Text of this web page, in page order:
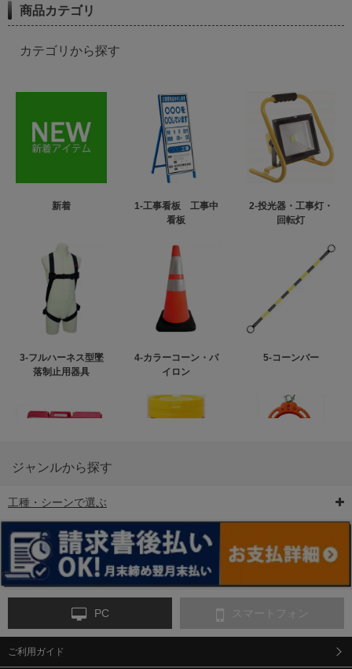
商品カテゴリ
カテゴリから探す
新着
1-工事看板 工事中
看板
2-投光器・工事灯・
回転灯
3-フルハーネス型墜
落制止用器具
4-カラーコーン・パ
イロン
5-コーンバー
6-矢印板/LED矢印板
ンス
9-点字マット・タイ
ジャンルから探す
工種・シーンで選ぶ
PC スマートフォン
ご利用ガイド